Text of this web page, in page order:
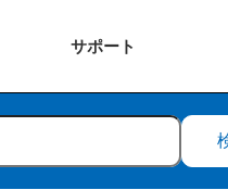
サポート